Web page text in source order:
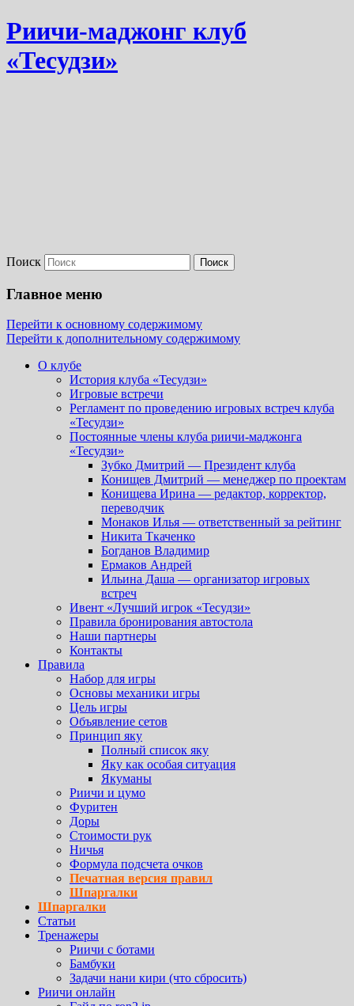
Риичи-маджонг клуб
«Тесудзи»
Поиск
Главное меню
Перейти к основному содержимому
Перейти к дополнительному содержимому
О клубе
История клуба «Тесудзи»
Игровые встречи
Регламент по проведению игровых встреч клуба
«Тесудзи»
Постоянные члены клуба риичи-маджонга
«Тесудзи»
Зубко Дмитрий — Президент клуба
Конищев Дмитрий — менеджер по проектам
Конищева Ирина — редактор, корректор,
переводчик
Монаков Илья — ответственный за рейтинг
Никита Ткаченко
Богданов Владимир
Ермаков Андрей
Ильина Даша — организатор игровых
встреч
Ивент «Лучший игрок «Тесудзи»
Правила бронирования автостола
Наши партнеры
Контакты
Правила
Набор для игры
Основы механики игры
Цель игры
Объявление сетов
Принцип яку
Полный список яку
Яку как особая ситуация
Якуманы
Риичи и цумо
Фуритен
Доры
Стоимости рук
Ничья
Формула подсчета очков
Печатная версия правил
Шпаргалки
Шпаргалки
Статьи
Тренажеры
Риичи с ботами
Бамбуки
Задачи нани кири (что сбросить)
Риичи онлайн